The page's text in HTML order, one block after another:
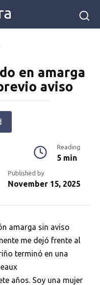
en amarga
aviso
Reading
5 min
Published by
November 15, 2025
amarga sin aviso
me dejó frente al
terminó en una
años. Soy una mujer